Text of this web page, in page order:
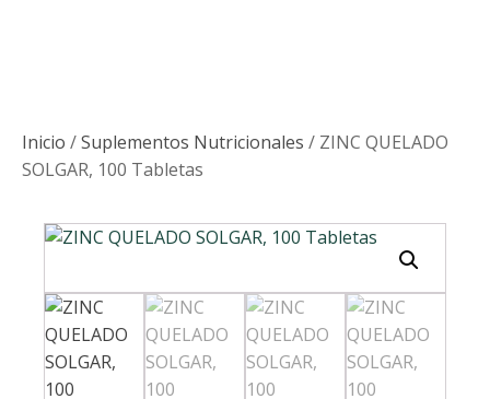
Inicio /Suplementos Nutricionales / ZINC QUELADO
SOLGAR, 100 Tabletas